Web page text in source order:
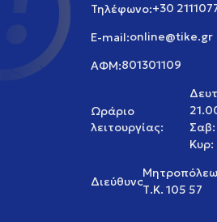
Τηλέφωνο:+30
E-mail:online@tike.gr
ΑΦΜ:801301109
Ωράριο
λειτουργίας:
Κυρ:
Διεύθυνση:
Τ.Κ. 105 57